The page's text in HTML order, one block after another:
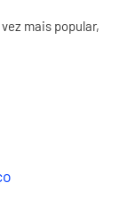
mais popular,